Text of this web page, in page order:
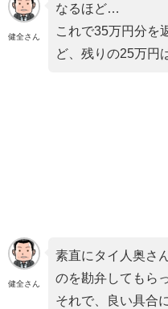
健全さん
なるほど…
これで35万円分を
ど、残りの25万円
健全さん
素直にタイ人奥さ
のを勘弁してもら
それで、良い具合